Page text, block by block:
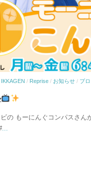
IKKAGEN / Reprise / お知らせ / ブ
の もーにんぐコンパスさん
...